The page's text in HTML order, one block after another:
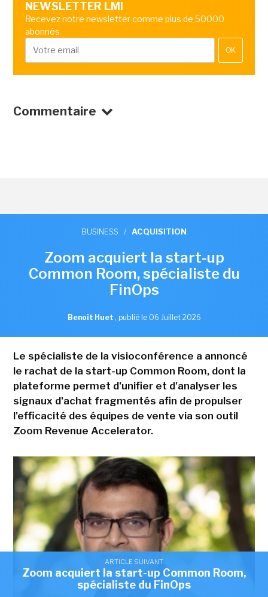
NEWSLETTER LMI
Recevez notre newsletter comme plus de 50000
abonnés
OK
Commentaire
ARTICLE SUIVANT
Zoom acquiert la start-up Common Room,
spécialiste du FinOps
BUSINESS / ACQUISITION
Zoom acquiert la start-up
Common Room, spécialiste du
FinOps
Benoît Huet , publié le 06 Juillet 2026
Le spécialiste de la visioconférence a annoncé
le rachat de la start-up Common Room, dont la
plateforme permet d'unifier et d'analyser les
signaux d'achat fragmentés afin de propulser
l'efficacité des équipes de vente via son outil
Zoom Revenue Accelerator.